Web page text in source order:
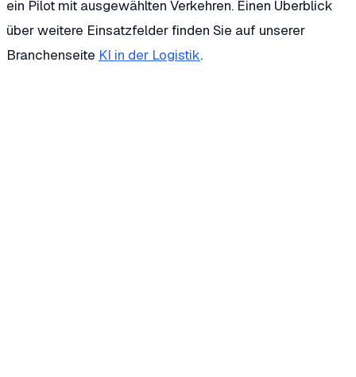
ein Pilot mit ausgewählten Verkehren. Einen Überblick
über weitere Einsatzfelder finden Sie auf unserer
Branchenseite KI in der Logistik.